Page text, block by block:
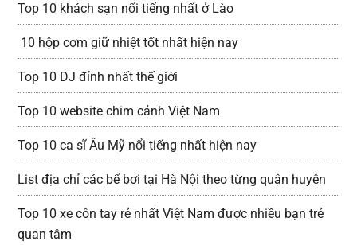
Top 10 khách sạn nổi tiếng nhất ở Lào
10 hộp cơm giữ nhiệt tốt nhất hiện nay
Top 10 DJ đỉnh nhất thế giới
Top 10 website chim cảnh Việt Nam
Top 10 ca sĩ Âu Mỹ nổi tiếng nhất hiện nay
List địa chỉ các bể bơi tại Hà Nội theo từng quận huyện
Top 10 xe côn tay rẻ nhất Việt Nam được nhiều bạn trẻ
quan tâm